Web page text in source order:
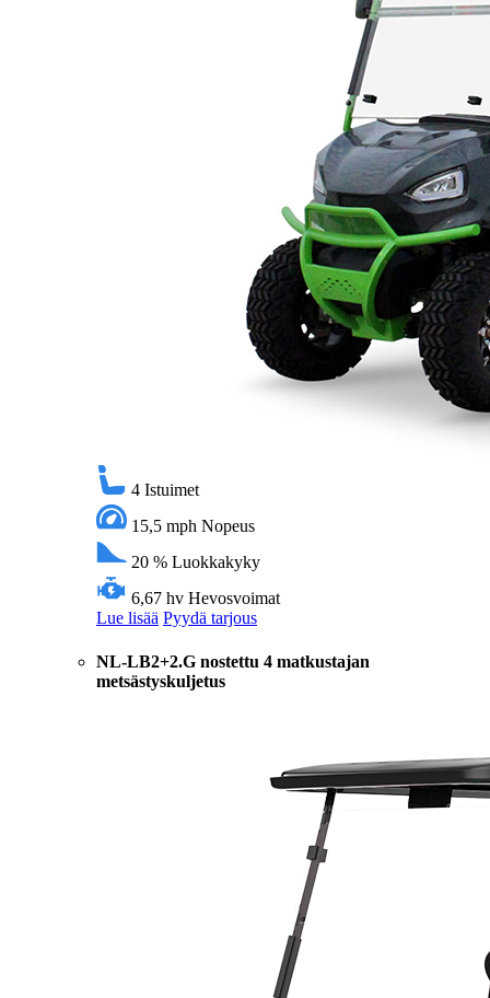
4 Istuimet
15,5 mph Nopeus
20 % Luokkakyky
6,67 hv Hevosvoimat
Lue lisää Pyydä tarjous
NL-LB2+2.G nostettu 4 matkustajan
metsästyskuljetus